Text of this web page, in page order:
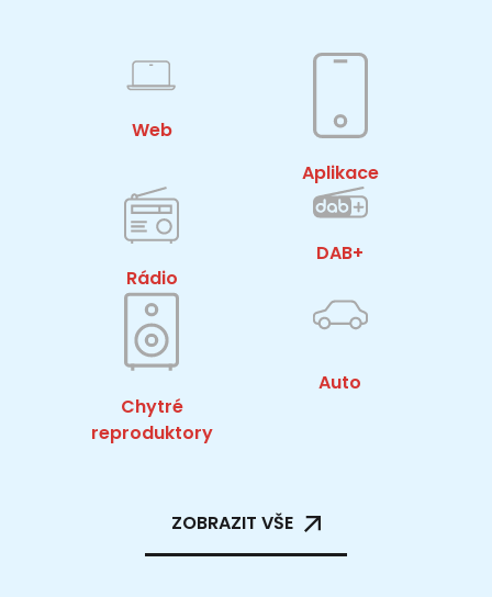
Web
Aplikace
Rádio
DAB+
Chytré
reproduktory
Auto
ZOBRAZIT VŠE